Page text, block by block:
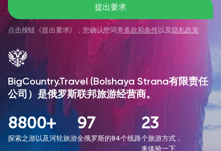
提出要求
点击按钮《提出要求》，您确认您同意条款和条件以及 隐私政策
BigCountry.Travel (Bolshaya Strana有限责任
公司）是俄罗斯联邦旅游经营商。
8800+
探索之游以及河轮旅游
97
全俄罗斯的84个线路
23
个旅游方式，
来体验一下